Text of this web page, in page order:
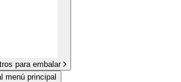
para embalar
menú principal